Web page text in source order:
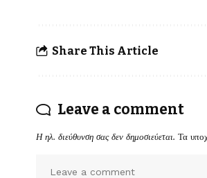
Share This Article
Leave a comment
Η ηλ. διεύθυνση σας δεν δημοσιεύεται. Τα